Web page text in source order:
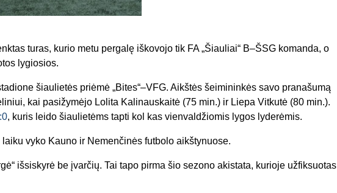
turas, kurio metu pergalę iškovojo tik FA „Šiauliai“ B–ŠSG komanda, o
lygiosios.
šiaulietės priėmė „Bites“–VFG. Aikštės šeimininkės savo pranašumą
kai pasižymėjo Lolita Kalinauskaitė (75 min.) ir Liepa Vitkutė (80 min.).
, kuris leido šiaulietėms tapti kol kas vienvaldžiomis lygos lyderėmis.
vyko Kauno ir Nemenčinės futbolo aikštynuose.
išsiskyrė be įvarčių. Tai tapo pirma šio sezono akistata, kurioje užfiksuotas